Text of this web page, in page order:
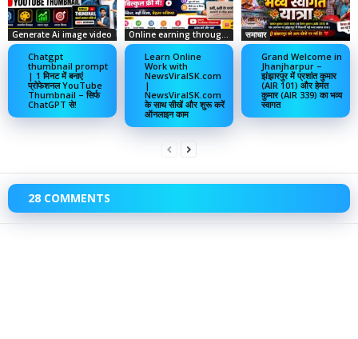
Generate Ai image video
Chatgpt
thumbnail prompt
| 1 मिनट में बनाएं
प्रोफेशनल YouTube
Thumbnail – सिर्फ
ChatGPT से!
Online earning through social media
Learn Online
Work with
NewsViralSK.com
|
NewsViralSK.com
के साथ सीखें और शुरू करें
ऑनलाइन काम
समाचार
Grand Welcome in
Jhanjharpur –
झंझारपुर में प्रशांत कुमार
(AIR 101) और हेमंत
कुमार (AIR 339) का भव्य
स्वागत
28 COMMENTS